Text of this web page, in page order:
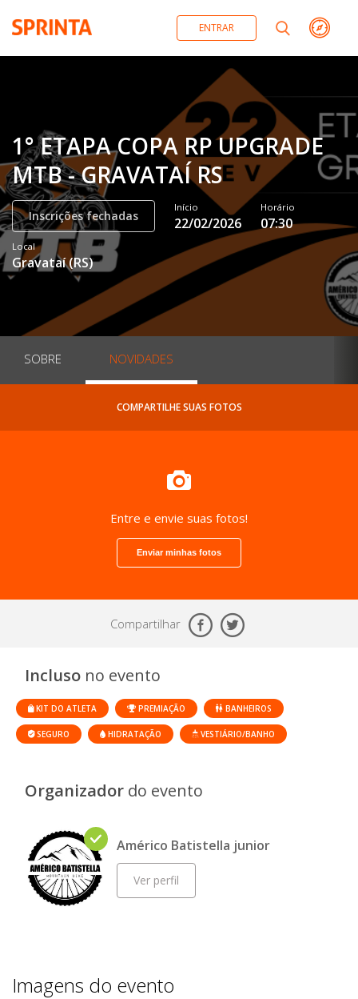
ENTRAR
1° ETAPA COPA RP UPGRADE
MTB - GRAVATAÍ RS
Inscrições fechadas
Início
22/02/2026
Horário
07:30
Local
Gravataí(RS)
SOBRE NOVIDADES
COMPARTILHE SUAS FOTOS
Entre e envie suas fotos!
Enviar minhas fotos
Compartilhar
Incluso no evento
KIT DO ATLETA PREMIAÇÃO BANHEIROS
SEGURO HIDRATAÇÃO VESTIÁRIO/BANHO
Organizador do evento
Américo Batistella junior
Ver perfil
Imagens do evento